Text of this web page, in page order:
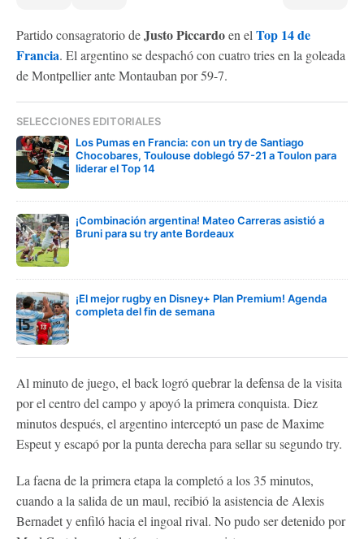
Partido consagratorio deJusto Piccardoen el Top 14 de
Francia. El argentino se despachó con cuatro tries en la goleada
de Montpellier ante Montauban por 59-7.
SELECCIONES EDITORIALES
Los Pumas en Francia: con un try de Santiago
Chocobares, Toulouse doblegó 57-21 a Toulon para
liderar el Top 14
¡Combinación argentina! Mateo Carreras asistió a
Bruni para su try ante Bordeaux
¡El mejor rugby en Disney+ Plan Premium! Agenda
completa del fin de semana
Al minuto de juego, el back logró quebrar la defensa de la visita
por el centro del campo y apoyó la primera conquista. Diez
minutos después, el argentino interceptó un pase de Maxime
Espeut y escapó por la punta derecha para sellar su segundo try.
La faena de la primera etapa la completó a los 35 minutos,
cuando a la salida de un maul, recibió la asistencia de Alexis
Bernadet y enfiló hacia el ingoal rival. No pudo ser detenido por